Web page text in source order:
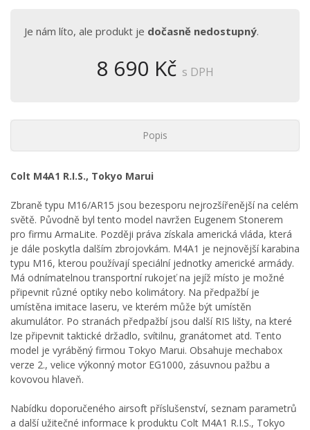
Je nám líto, ale produkt je dočasně nedostupný.
8 690 Kč s DPH
Popis
Colt M4A1 R.I.S., Tokyo Marui
Zbraně typu M16/AR15 jsou bezesporu nejrozšířenější na celém
světě. Původně byl tento model navržen Eugenem Stonerem
pro firmu ArmaLite. Později práva získala americká vláda, která
je dále poskytla dalším zbrojovkám. M4A1 je nejnovější karabina
typu M16, kterou používají speciální jednotky americké armády.
Má odnímatelnou transportní rukojeť na jejíž místo je možné
připevnit různé optiky nebo kolimátory. Na předpažbí je
umístěna imitace laseru, ve kterém může být umístěn
akumulátor. Po stranách předpažbí jsou další RIS lišty, na které
lze připevnit taktické držadlo, svítilnu, granátomet atd. Tento
model je vyráběný firmou Tokyo Marui. Obsahuje mechabox
verze 2., velice výkonný motor EG1000, zásuvnou pažbu a
kovovou hlaveň.
Nabídku doporučeného airsoft příslušenství, seznam parametrů
a další užitečné informace k produktu Colt M4A1 R.I.S., Tokyo